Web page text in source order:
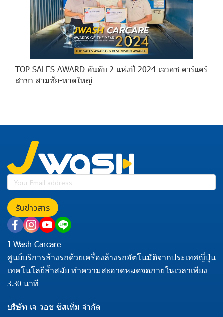
TOP SALES AWARD อันดับ 2 แห่งปี 2024 เจวอช คาร์แคร์
สาขา สามชัย-หาดใหญ่
รับข่าวสาร
J Wash Carcare
ศูนย์บริการล้างรถด้วยเครื่องล้างรถอัตโนมัติจากประเทศญี่ปุ่น
เทคโนโลยีล้ำสมัย ทำความสะอาดหมดจดภายในเวลาเพียง
3.30 นาที
บริษัท เจ-วอช ซิสเท็ม จำกัด